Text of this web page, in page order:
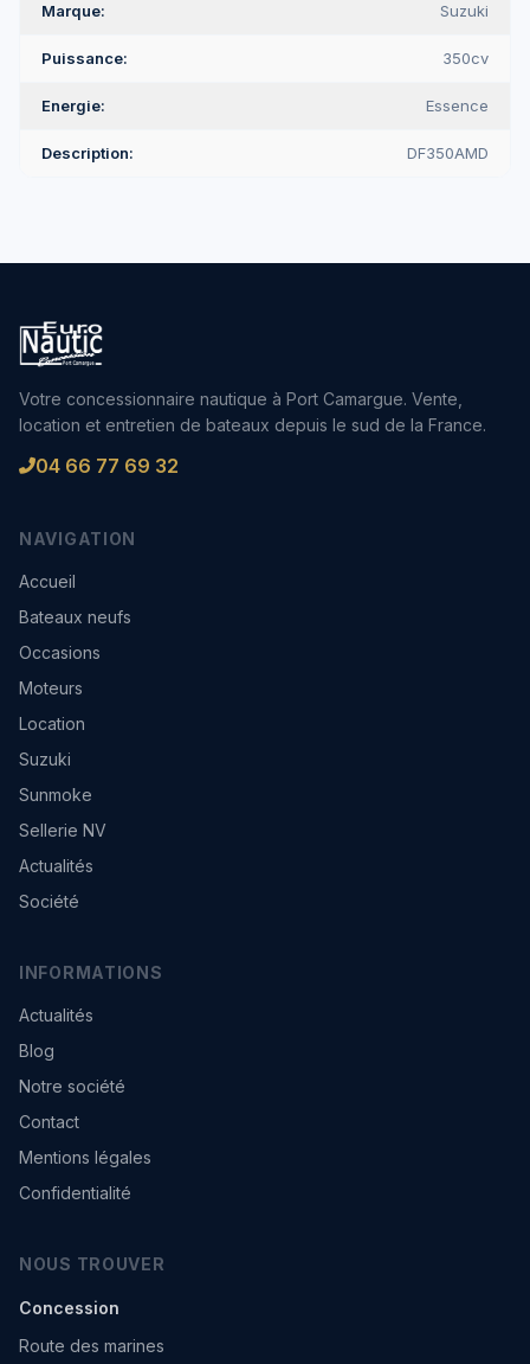
Marque Suzuki
Puissance 350cv
Energie Essence
Description DF350AMD
Votre concessionnaire nautique à Port Camargue. Vente,
location et entretien de bateaux depuis le sud de la France.
04 66 77 69 32
NAVIGATION
Accueil
Bateaux neufs
Occasions
Moteurs
Location
Suzuki
Sunmoke
Sellerie NV
Actualités
Société
INFORMATIONS
Actualités
Blog
Notre société
Contact
Mentions légales
Confidentialité
NOUS TROUVER
Concession
Route des marines